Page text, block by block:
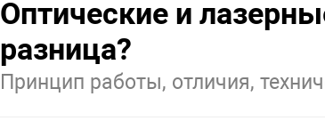
Оптические и
разница?
Принцип работы, отличия,